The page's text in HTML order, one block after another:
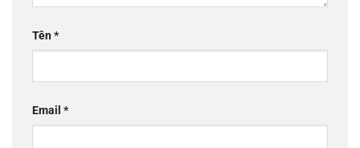
Tên*
Email *